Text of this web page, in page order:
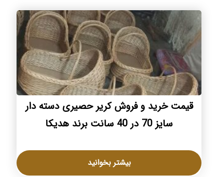
قیمت خرید و فروش کریر حصیری دسته دار
سایز 70 در 40 سانت برند هدیکا
بیشتر بخوانید